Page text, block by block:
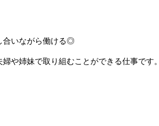
合いながら働ける◎
や姉妹で取り組むことができる仕事です